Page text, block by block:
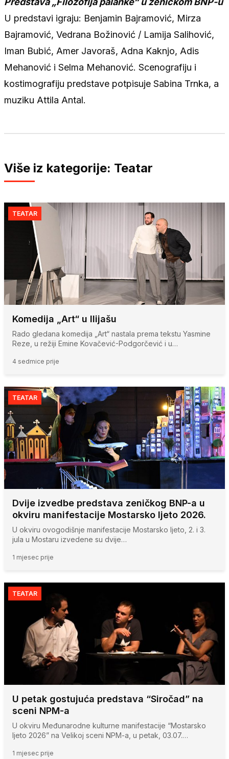
U predstavi igraju: Benjamin Bajramović, Mirza
Bajramović, Vedrana Božinović / Lamija Salihović,
Iman Bubić, Amer Javoraš, Adna Kaknjo, Adis
Mehanović i Selma Mehanović. Scenografiju i
kostimografiju predstave potpisuje Sabina Trnka, a
muziku Attila Antal.
Više iz kategorije: Teatar
TEATAR
Komedija „Art“ u Ilijašu
Rado gledana komedija „Art“ nastala prema tekstu Yasmine
Reze, u režiji Emine Kovačević-Podgorčević i u…
4 sedmice prije
TEATAR
Dvije izvedbe predstava zeničkog BNP-a u
okviru manifestacije Mostarsko ljeto 2026.
U okviru ovogodišnje manifestacije Mostarsko ljeto, 2. i 3.
jula u Mostaru izvedene su dvije…
1 mjesec prije
TEATAR
U petak gostujuća predstava “Siročad” na
sceni NPM-a
U okviru Međunarodne kulturne manifestacije “Mostarsko
ljeto 2026” na Velikoj sceni NPM-a, u petak, 03.07.…
1 mjesec prije